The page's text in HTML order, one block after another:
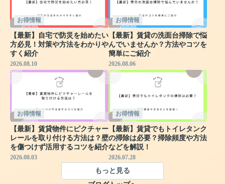
お得情報
【最新】自宅で防災を始めたい
方必見！対策や方法をわかりや
すく紹介
2026.08.10
お得情報
【最新】賃貸の洗面台掃除で悩
んでいませんか？方法やコツを
簡単にご紹介
2026.08.06
お得情報
【最新】賃貸物件にピクチャー
レールを取り付ける方法は？壁
を傷つけず活用するコツを紹介
2026.08.03
お得情報
【最新】賃貸でもトイレタンク
の掃除は必要？掃除頻度や方法
などを解説！
2026.07.28
もっと見る